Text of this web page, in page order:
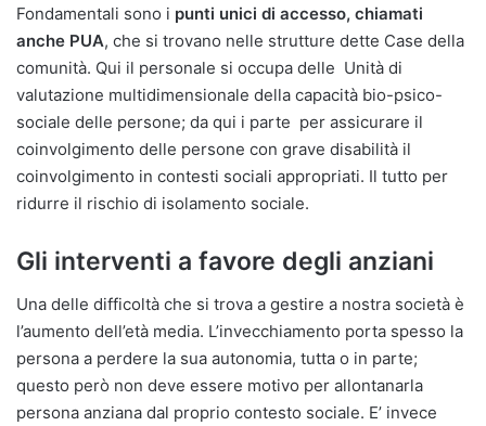
Fondamentali sono i punti unici di accesso, chiamati
anche PUA, che si trovano nelle strutture dette Case della
comunità. Qui il personale si occupa delle Unità di
valutazione multidimensionale della capacità bio-psico-
sociale delle persone; da qui i parte per assicurare il
coinvolgimento delle persone con grave disabilità il
coinvolgimento in contesti sociali appropriati. Il tutto per
ridurre il rischio di isolamento sociale.
Gli interventi a favore degli anziani
Una delle difficoltà che si trova a gestire a nostra società è
l’aumento dell’età media. L’invecchiamento porta spesso la
persona a perdere la sua autonomia, tutta o in parte;
questo però non deve essere motivo per allontanarla
persona anziana dal proprio contesto sociale. E’ invece